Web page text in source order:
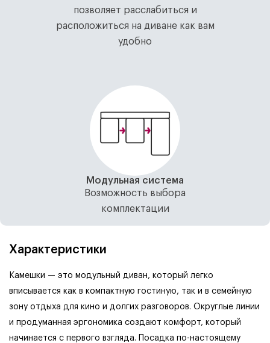
позволяет расслабиться и
расположиться на диване как вам
удобно
Модульная система
Возможность выбора
комплектации
Характеристики
Камешки — это модульный диван, который легко
вписывается как в компактную гостиную, так и в семейную
зону отдыха для кино и долгих разговоров. Округлые линии
и продуманная эргономика создают комфорт, который
начинается с первого взгляда. Посадка по-настоящему